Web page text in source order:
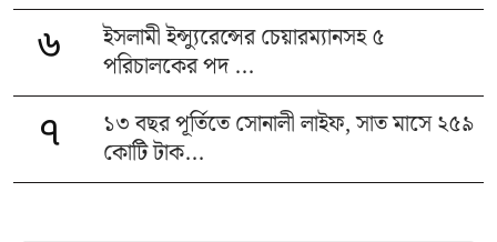
৬
ইসলামী ইন্স্যুরেন্সের চেয়ারম্যানসহ ৫
পরিচালকের পদ ...
৭
১৩ বছর পূর্তিতে সোনালী লাইফ, সাত মাসে ২৫৯
কোটি টাক...